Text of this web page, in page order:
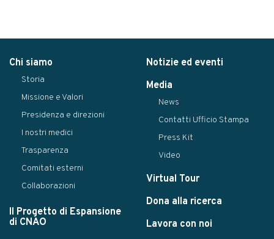
Chi siamo
Storia
Missione e Valori
Presidenza e direzioni
I nostri medici
Trasparenza
Comitati esterni
Collaborazioni
Il Progetto di Espansione
di CNAO
Notizie ed eventi
Media
News
Contatti Ufficio Stampa
Press Kit
Video
Virtual Tour
Dona alla ricerca
Lavora con noi